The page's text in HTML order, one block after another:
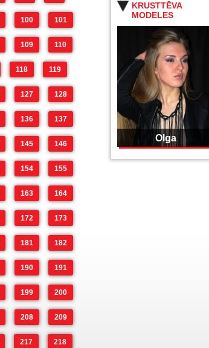
KRUSTTĒVA
MODELES
Olga
100 101
109 110
118 119
127 128
136 137
145 146
154 155
163 164
172 173
181 182
190 191
199 200
208 209
217 218